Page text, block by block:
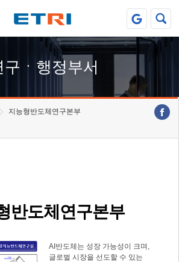
구ㆍ행정부서
지능형반도체연구본부
반도체연구본부
AI반도체는 성장 가능성이 크며,
글로벌 시장을 선도할 수 있는